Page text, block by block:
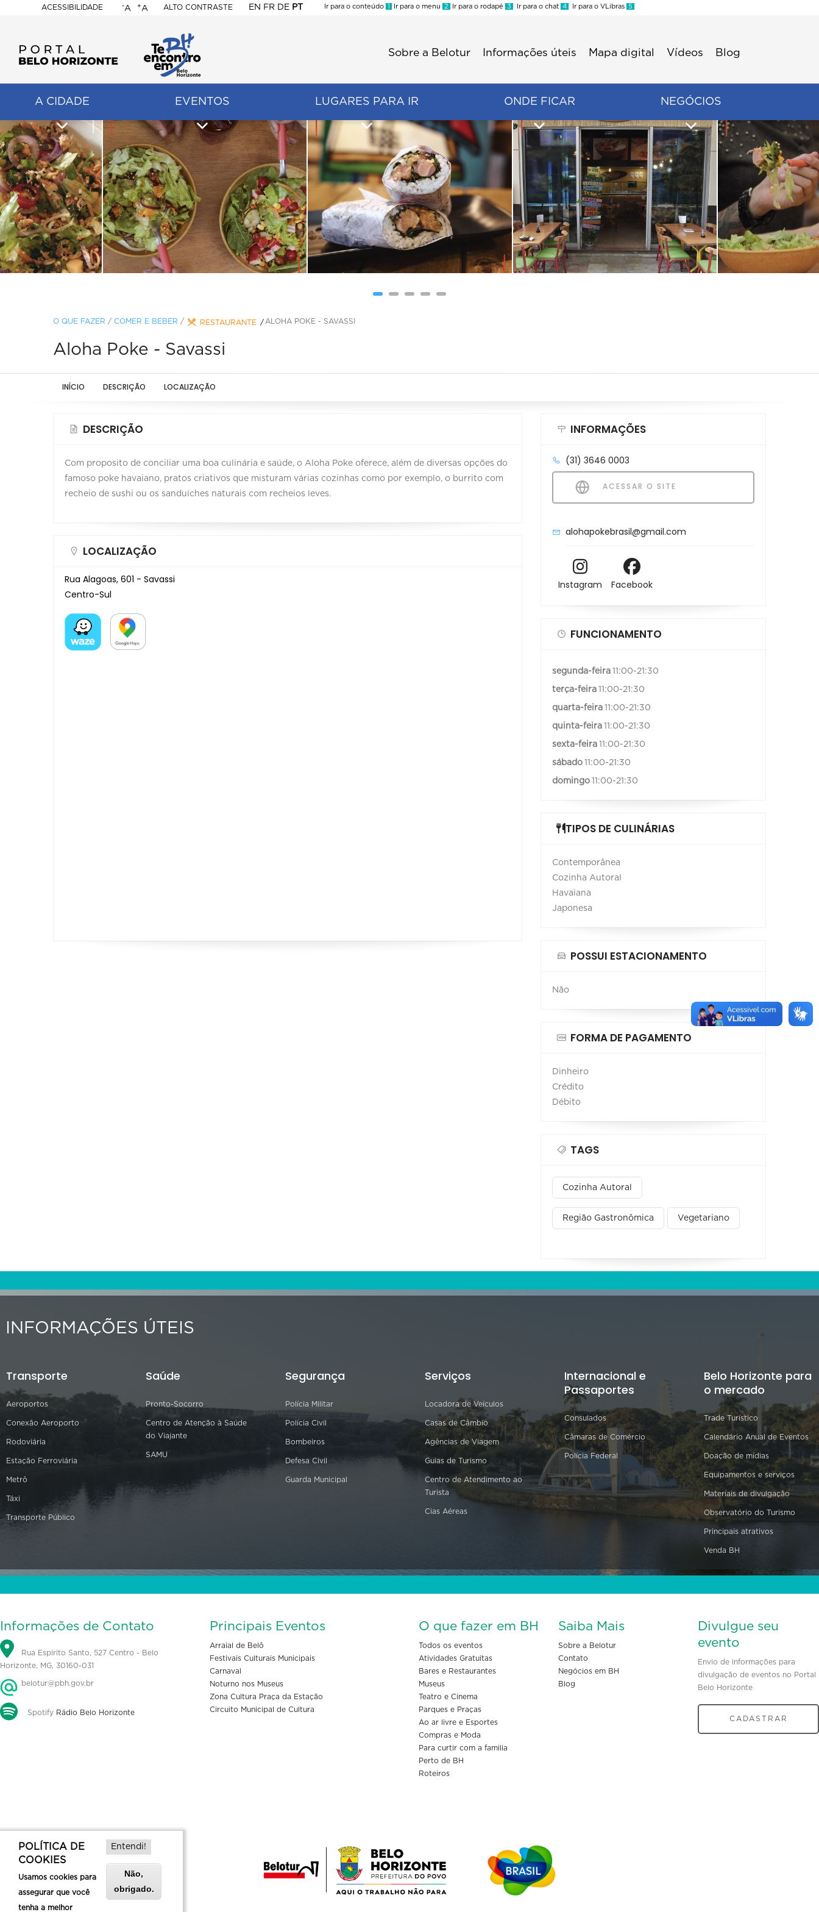
ACESSIBILIDADE
BELO
HORIZONTE
-A +A ALTO CONTRASTE EN FR DE PT
Ir para o conteúdo 1 Ir para o menu 2 Ir para o rodapé 3 Ir para o chat 4 Ir para o VLibras 5
Sobre a Belotur Informações úteis Mapa digital Vídeos Blog
A CIDADE EVENTOS LUGARES PARA IR ONDE FICAR NEGÓCIOS
O QUE FAZER / COMER E BEBER / RESTAURANTE ALOHA POKE - SAVASSI
Aloha Poke - Savassi
INÍCIO DESCRIÇÃO LOCALIZAÇÃO
DESCRIÇÃO
Com proposito de conciliar uma boa culinária e saúde, o Aloha Poke oferece, além de diversas opções do
famoso poke havaiano, pratos criativos que misturam várias cozinhas como por exemplo, o burrito com
recheio de sushi ou os sanduíches naturais com recheios leves.
LOCALIZAÇÃO
Rua Alagoas, 601 - Savassi
Centro-Sul
INFORMAÇÕES
(31) 3646 0003
ACESSAR O SITE
alohapokebrasil@gmail.com
Instagram Facebook
FUNCIONAMENTO
segunda-feira 11:00-21:30
terça-feira 11:00-21:30
quarta-feira 11:00-21:30
quinta-feira 11:00-21:30
sexta-feira 11:00-21:30
sábado 11:00-21:30
domingo 11:00-21:30
TIPOS DE CULINÁRIAS
Contemporânea
Cozinha Autoral
Havaiana
Japonesa
POSSUI ESTACIONAMENTO
Não
FORMA DE PAGAMENTO
Dinheiro
Crédito
Débito
TAGS
Cozinha Autoral
Região Gastronômica Vegetariano
INFORMAÇÕES ÚTEIS
Transporte
Aeroportos
Conexão Aeroporto
Rodoviária
Estação Ferroviária
Metrô
Táxi
Transporte Público
Saúde
Pronto-Socorro
Centro de Atenção à Saúde
do Viajante
SAMU
Segurança
Polícia Militar
Polícia Civil
Bombeiros
Defesa Civil
Guarda Municipal
Serviços
Locadora de Veículos
Casas de Câmbio
Agências de Viagem
Guias de Turismo
Centro de Atendimento ao
Turista
Cias Aéreas
Internacional e
Passaportes
Consulados
Câmaras de Comércio
Polícia Federal
Belo Horizonte para
o mercado
Trade Turístico
Calendário Anual de Eventos
Doação de mídias
Equipamentos e serviços
Materiais de divulgação
Observatório do Turismo
Principais atrativos
Venda BH
Informações de Contato
Rua Espírito Santo, 527 Centro - Belo
Horizonte, MG, 30160-031
belotur@pbh.gov.br
Spotify Rádio Belo Horizonte
Principais Eventos
Arraial de Belô
Festivais Culturais Municipais
Carnaval
Noturno nos Museus
Zona Cultura Praça da Estação
Circuito Municipal de Cultura
O que fazer em BH
Todos os eventos
Atividades Gratuitas
Bares e Restaurantes
Museus
Teatro e Cinema
Parques e Praças
Ao ar livre e Esportes
Compras e Moda
Para curtir com a familia
Perto de BH
Roteiros
Saiba Mais
Sobre a Belotur
Contato
Negócios em BH
Blog
Divulgue seu
evento
Envio de informações para
divulgação de eventos no Portal
Belo Horizonte
CADASTRAR
POLÍTICA DE
COOKIES
Usamos cookies para
assegurar que você
tenha a melhor
Entendi!
Não,
obrigado.